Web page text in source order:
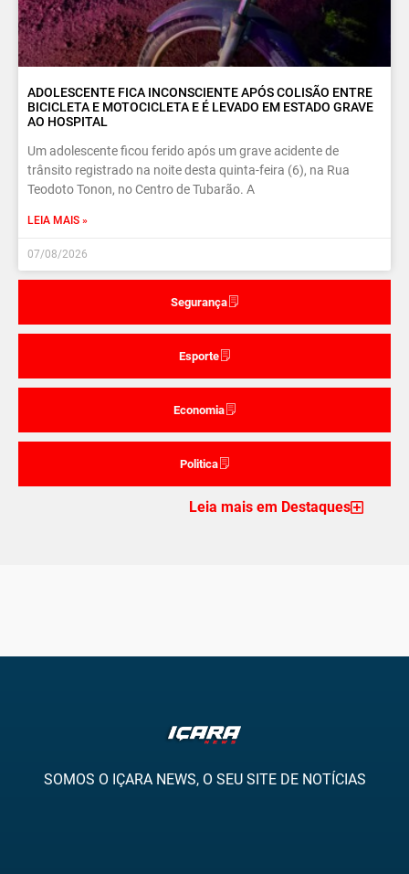
Segurança
Esporte
Economia
Politica
ADOLESCENTE FICA INCONSCIENTE APÓS COLISÃO ENTRE
BICICLETA E MOTOCICLETA E É LEVADO EM ESTADO GRAVE
AO HOSPITAL
Um adolescente ficou ferido após um grave acidente de
trânsito registrado na noite desta quinta-feira (6), na Rua
Teodoto Tonon, no Centro de Tubarão. A
LEIA MAIS »
07/08/2026
Leia mais em Destaques
SOMOS O IÇARA NEWS, O SEU SITE DE NOTÍCIAS